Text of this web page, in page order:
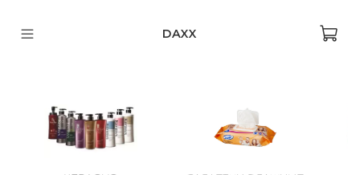
DAXX